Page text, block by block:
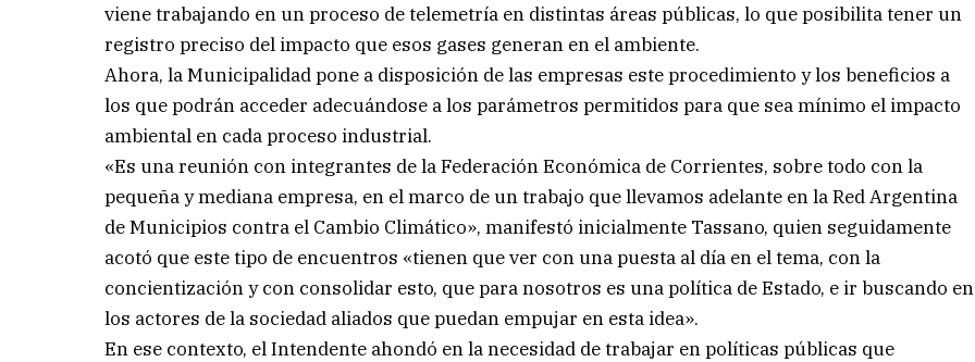
viene trabajando en un proceso de telemetría en distintas áreas públicas, lo que posibilita tener un
registro preciso del impacto que esos gases generan en el ambiente.
Ahora, la Municipalidad pone a disposición de las empresas este procedimiento y los beneficios a
los que podrán acceder adecuándose a los parámetros permitidos para que sea mínimo el impacto
ambiental en cada proceso industrial.
«Es una reunión con integrantes de la Federación Económica de Corrientes, sobre todo con la
pequeña y mediana empresa, en el marco de un trabajo que llevamos adelante en la Red Argentina
de Municipios contra el Cambio Climático», manifestó inicialmente Tassano, quien seguidamente
acotó que este tipo de encuentros «tienen que ver con una puesta al día en el tema, con la
concientización y con consolidar esto, que para nosotros es una política de Estado, e ir buscando en
los actores de la sociedad aliados que puedan empujar en esta idea».
En ese contexto, el Intendente ahondó en la necesidad de trabajar en políticas públicas que